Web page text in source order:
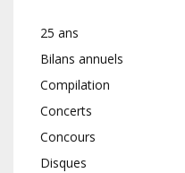
25 ans
Bilans annuels
Compilation
Concerts
Concours
Disques